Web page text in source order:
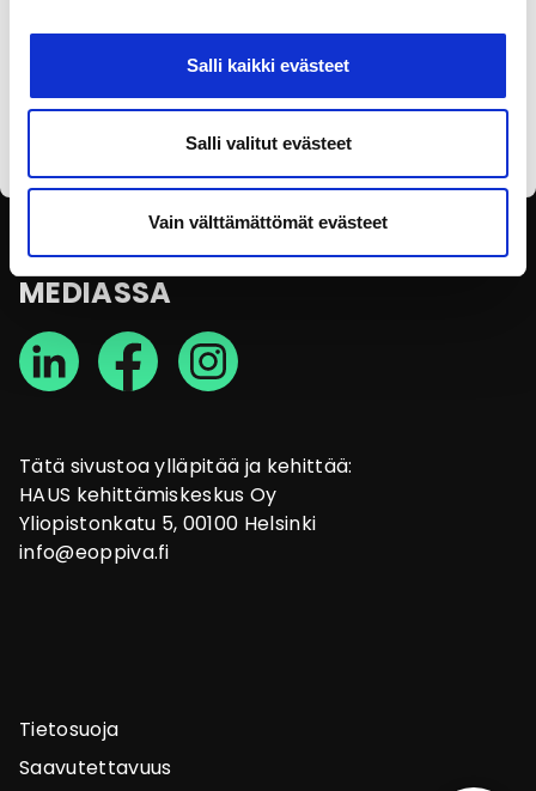
Salli kaikki evästeet
Salli valitut evästeet
Vain välttämättömät evästeet
suostumukseni tietojen käsittelyyn.
SEURAA SOSIAALISESSA
MEDIASSA
Tätä sivustoa ylläpitää ja kehittää:
HAUS kehittämiskeskus Oy
Yliopistonkatu 5, 00100 Helsinki
info@eoppiva.fi
Tietosuoja
Saavutettavuus